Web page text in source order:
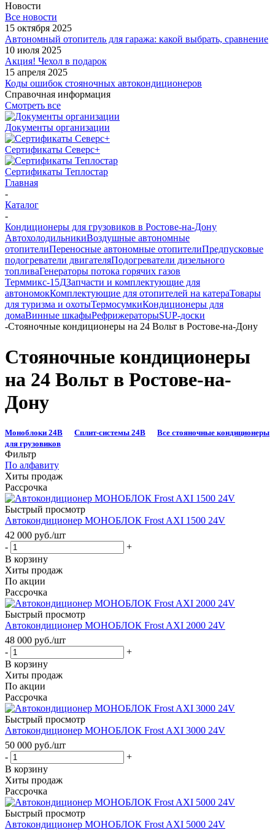
Новости
Все новости
15 октября 2025
Автономный отопитель для гаража: какой выбрать, сравнение
10 июля 2025
Акция! Чехол в подарок
15 апреля 2025
Коды ошибок стояночных автокондиционеров
Справочная информация
Смотреть все
Документы организации
Сертификаты Северс+
Сертификаты Теплостар
Главная
-
Каталог
-
Кондиционеры для грузовиков в Ростове-на-Дону
АвтохолодильникиВоздушные автономные
отопителиПереносные автономные отопителиПредпусковые
подогреватели двигателяПодогреватели дизельного
топливаГенераторы потока горячих газов
Терммикс-15ДЗапчасти и комплектующие для
автономокКомплектующие для отопителей на катераТовары
для туризма и охотыТермосумкиКондиционеры для
домаВинные шкафыРефрижераторыSUP-доски
-Стояночные кондиционеры на 24 Вольт в Ростове-на-Дону
Стояночные кондиционеры
на 24 Вольт в Ростове-на-
Дону
Моноблоки 24В Сплит‑системы 24В
Все стояночные кондиционеры
для грузовиков
Фильтр
По алфавиту
Хиты продаж
Рассрочка
Быстрый просмотр
Автокондиционер МОНОБЛОК Frost AXI 1500 24V
42 000 руб./шт
-
+
В корзину
Хиты продаж
По акции
Рассрочка
Быстрый просмотр
Автокондиционер МОНОБЛОК Frost AXI 2000 24V
48 000 руб./шт
-
+
В корзину
Хиты продаж
По акции
Рассрочка
Быстрый просмотр
Автокондиционер МОНОБЛОК Frost AXI 3000 24V
50 000 руб./шт
-
+
В корзину
Хиты продаж
Рассрочка
Быстрый просмотр
Автокондиционер МОНОБЛОК Frost AXI 5000 24V